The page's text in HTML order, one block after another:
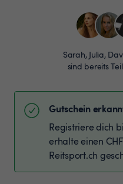
Sarah, Julia,
sind bereits
Gutschein
Registriere dich
erhalte einen
Reitsport.ch